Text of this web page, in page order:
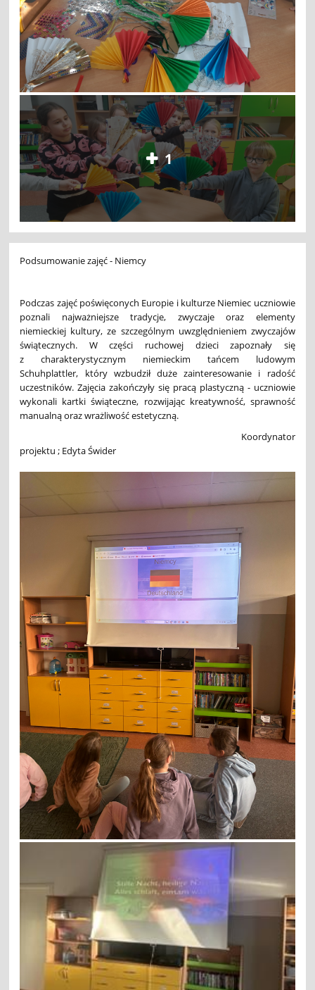
1
Podsumowanie zajęć - Niemcy
Podczas zajęć poświęconych Europie i kulturze Niemiec uczniowie
poznali najważniejsze tradycje, zwyczaje oraz elementy
niemieckiej kultury, ze szczególnym uwzględnieniem zwyczajów
świątecznych. W części ruchowej dzieci zapoznały się
z charakterystycznym niemieckim tańcem ludowym
Schuhplattler, który wzbudził duże zainteresowanie i radość
uczestników. Zajęcia zakończyły się pracą plastyczną - uczniowie
wykonali kartki świąteczne, rozwijając kreatywność, sprawność
manualną oraz wrażliwość estetyczną.
Koordynator
projektu ; Edyta Świder